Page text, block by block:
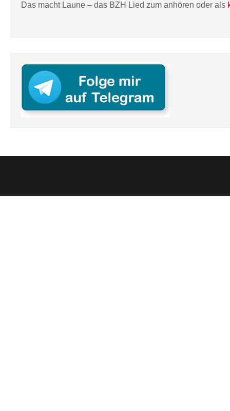
Das macht Laune – das BZH Lied zum anhören oder als